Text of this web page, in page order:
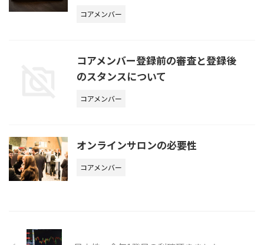
コアメンバー
コアメンバー登録前の審査と登録後
のスタンスについて
コアメンバー
オンラインサロンの必要性
コアメンバー